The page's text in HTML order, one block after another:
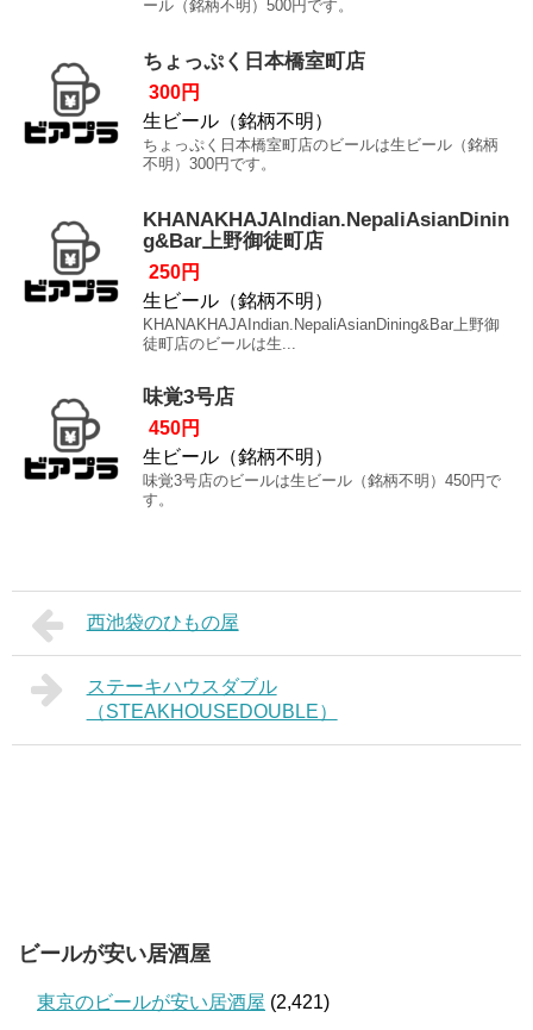
ール（銘柄不明）500円です。
ちょっぷく日本橋室町店
300円
生ビール（銘柄不明）
ちょっぷく日本橋室町店のビールは生ビール（銘柄
不明）300円です。
KHANAKHAJAIndian.NepaliAsianDinin
g&Bar上野御徒町店
250円
生ビール（銘柄不明）
KHANAKHAJAIndian.NepaliAsianDining&Bar上野御
徒町店のビールは生...
味覚3号店
450円
生ビール（銘柄不明）
味覚3号店のビールは生ビール（銘柄不明）450円で
す。
西池袋のひもの屋
ステーキハウスダブル
（STEAKHOUSEDOUBLE）
ビールが安い居酒屋
東京のビールが安い居酒屋 (2,421)